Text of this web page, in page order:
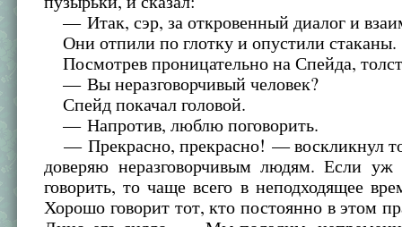
— Итак, сэр, за откровенный диалог и
Они отпили по глотку и опустили стаканы.
Посмотрев проницательно на Спейда,
— Вы неразговорчивый человек?
Спейд покачал головой.
— Напротив, люблю поговорить.
— Прекрасно, прекрасно! — воскликнул
доверяю неразговорчивым людям. Если
говорить, то чаще всего в неподходящее
Хорошо говорит тот, кто постоянно в этом